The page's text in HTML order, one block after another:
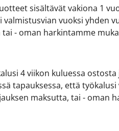
sisältävät vakiona 1
vuoksi yhden
- oman harkintamme
4 viikon kuluessa
tapauksessa, että
maksutta, tai - oman